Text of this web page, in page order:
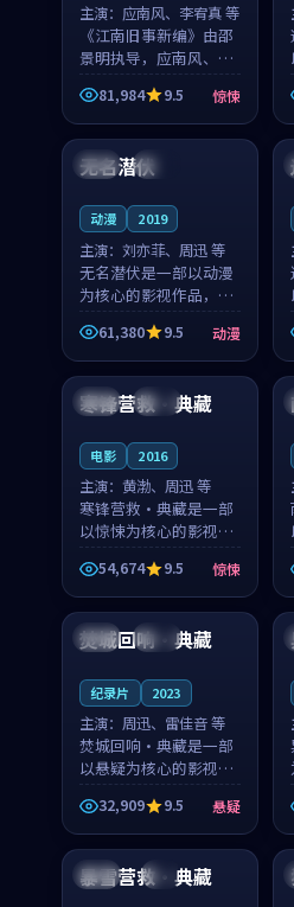
主演： 应南风、李宥真 等
《江南旧事新编》由邵
景明执导，应南风、李
宥真领衔主演，是一部
2018年上映的日本惊悚
综艺。影片以邻里温情
遇到告别都浸着真实
81,984 9.5 惊悚
美国 热播
无名潜伏
动漫 2019
主演： 刘亦菲、周迅 等
无名潜伏是一部以动漫
为核心的影视作品，围
绕危机、反转与人物成
长展开，整体节奏紧
凑，值得推荐观看。
61,380 9.5 动漫
中国 杜比
寒锋营救·典藏
电影 2016
主演： 黄渤、周迅 等
寒锋营救·典藏是一部
以惊悚为核心的影视作
品，围绕危机、反转与
人物成长展开，整体节
奏紧凑，值得推荐观
看。
54,674 9.5 惊悚
泰国 院线
焚城回响·典藏
纪录片 2023
主演： 周迅、雷佳音 等
焚城回响·典藏是一部
以悬疑为核心的影视作
品，围绕危机、反转与
人物成长展开，整体节
奏紧凑，值得推荐观
看。
32,909 9.5 悬疑
美国 4K
暴雪营救·典藏